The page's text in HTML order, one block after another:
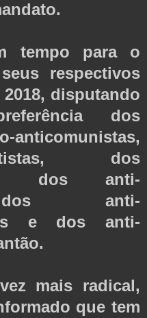
tempo para o
respectivos
disputando
dos
anticomunistas,
dos
dos anti-
dos anti-
e dos anti-
mais radical,
que tem